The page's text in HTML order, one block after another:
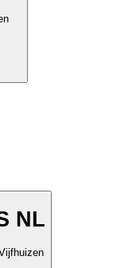
NL
2, Vijfhuizen